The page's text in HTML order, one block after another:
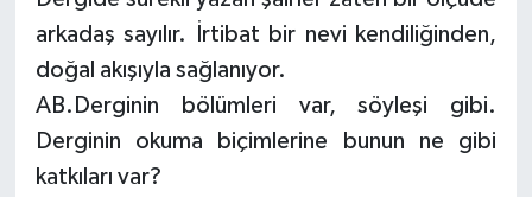
arkadaş sayılır. İrtibat bir nevi kendiliğinden,
doğal akışıyla sağlanıyor.
AB.Derginin bölümleri var, söyleşi gibi.
Derginin okuma biçimlerine bunun ne gibi
katkıları var?